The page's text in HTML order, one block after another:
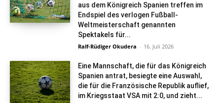
aus dem Königreich Spanien treffen im
Endspiel des verlogen Fußball-
Weltmeisterschaft genannten
Spektakels für...
Ralf-Rüdiger Okudera - 16. Juli 2026
Eine Mannschaft, die für das Königreich
Spanien antrat, besiegte eine Auswahl,
die für die Französische Republik auflief,
im Kriegsstaat VSA mit 2:0, und zieht...